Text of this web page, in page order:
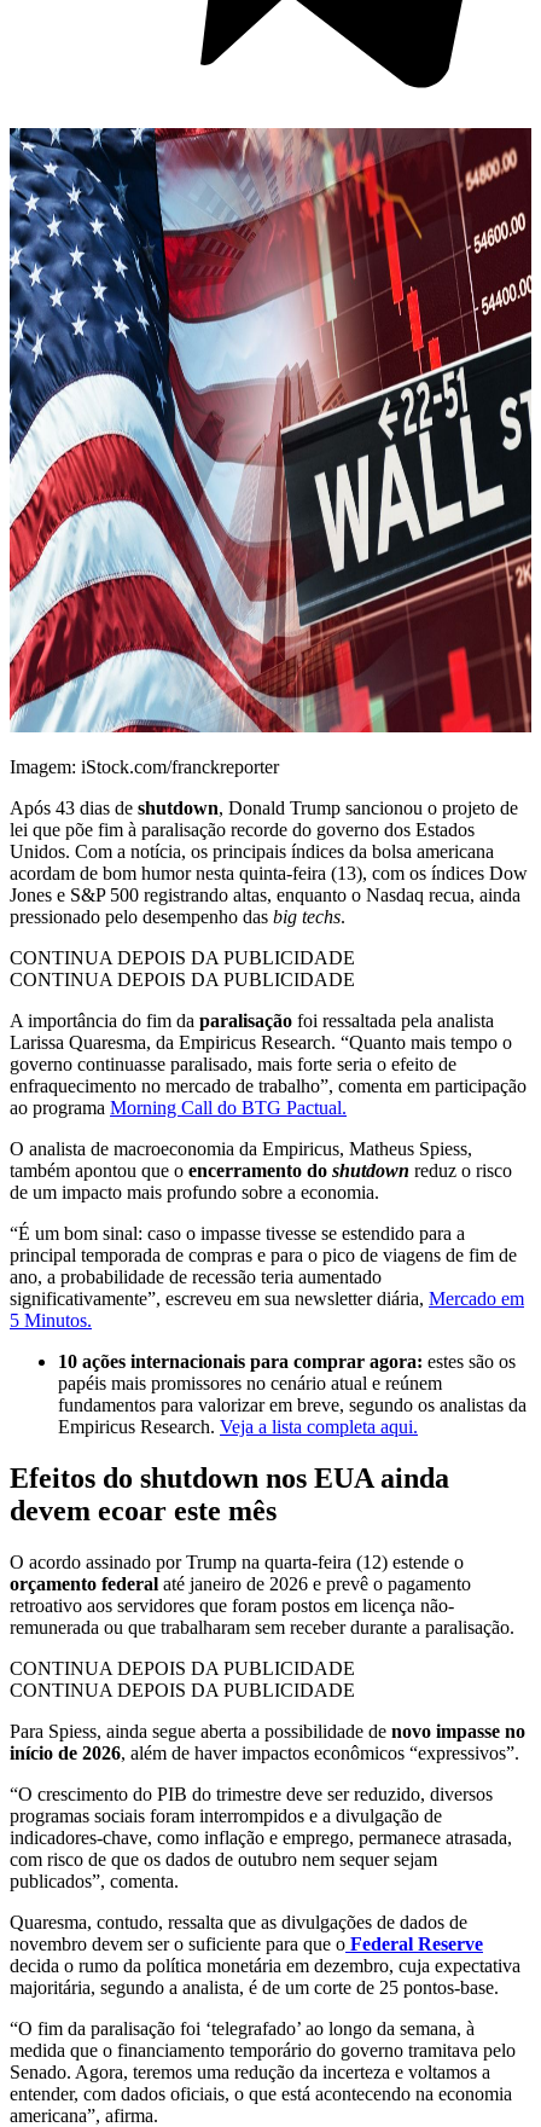
Imagem: iStock.com/franckreporter
Após 43 dias de shutdown, Donald Trump sancionou o projeto de
lei que põe fim à paralisação recorde do governo dos Estados
Unidos. Com a notícia, os principais índices da bolsa americana
acordam de bom humor nesta quinta-feira (13), com os índices Dow
Jones e S&P 500 registrando altas, enquanto o Nasdaq recua, ainda
pressionado pelo desempenho das big techs.
CONTINUA DEPOIS DA PUBLICIDADE
CONTINUA DEPOIS DA PUBLICIDADE
A importância do fim da paralisação foi ressaltada pela analista
Larissa Quaresma, da Empiricus Research. “Quanto mais tempo o
governo continuasse paralisado, mais forte seria o efeito de
enfraquecimento no mercado de trabalho”, comenta em participação
ao programa Morning Call do BTG Pactual.
O analista de macroeconomia da Empiricus, Matheus Spiess,
também apontou que o encerramento do shutdown reduz o risco
de um impacto mais profundo sobre a economia.
“É um bom sinal: caso o impasse tivesse se estendido para a
principal temporada de compras e para o pico de viagens de fim de
ano, a probabilidade de recessão teria aumentado
significativamente”, escreveu em sua newsletter diária, Mercado em
5 Minutos.
10 ações internacionais para comprar agora: estes são os
papéis mais promissores no cenário atual e reúnem
fundamentos para valorizar em breve, segundo os analistas da
Empiricus Research. Veja a lista completa aqui.
Efeitos do shutdown nos EUA ainda
devem ecoar este mês
O acordo assinado por Trump na quarta-feira (12) estende o
orçamento federal até janeiro de 2026 e prevê o pagamento
retroativo aos servidores que foram postos em licença não-
remunerada ou que trabalharam sem receber durante a paralisação.
CONTINUA DEPOIS DA PUBLICIDADE
CONTINUA DEPOIS DA PUBLICIDADE
Para Spiess, ainda segue aberta a possibilidade de novo impasse no
início de 2026, além de haver impactos econômicos “expressivos”.
“O crescimento do PIB do trimestre deve ser reduzido, diversos
programas sociais foram interrompidos e a divulgação de
indicadores-chave, como inflação e emprego, permanece atrasada,
com risco de que os dados de outubro nem sequer sejam
publicados”, comenta.
Quaresma, contudo, ressalta que as divulgações de dados de
novembro devem ser o suficiente para que o Federal Reserve
decida o rumo da política monetária em dezembro, cuja expectativa
majoritária, segundo a analista, é de um corte de 25 pontos-base.
“O fim da paralisação foi ‘telegrafado’ ao longo da semana, à
medida que o financiamento temporário do governo tramitava pelo
Senado. Agora, teremos uma redução da incerteza e voltamos a
entender, com dados oficiais, o que está acontecendo na economia
americana”, afirma.